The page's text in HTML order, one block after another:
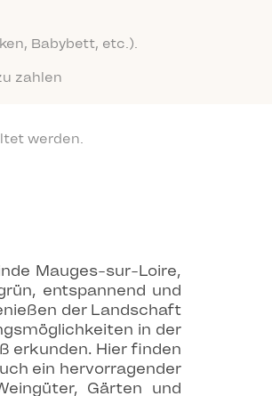
Babybett, etc.).
zahlen
werden.
Mauges-sur-Loire,
entspannend und
der Landschaft
in der
erkunden. Hier finden
ein hervorragender
Gärten und